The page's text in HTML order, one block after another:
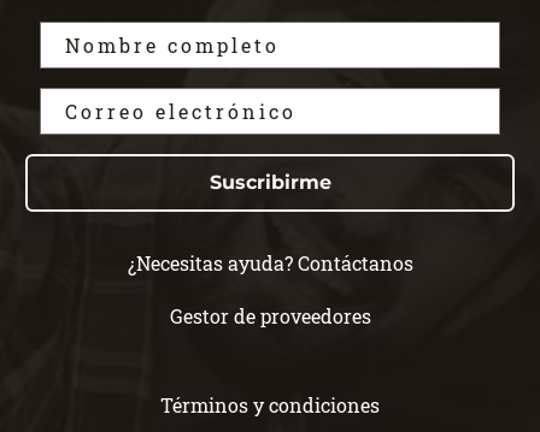
Suscribirme
¿Necesitas ayuda? Contáctanos
Gestor de proveedores
Términos y condiciones